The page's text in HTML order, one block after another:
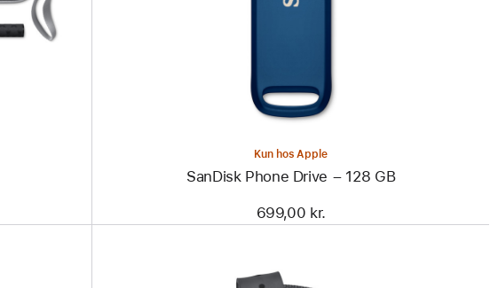
Drive
Kun hos Apple
SanDisk Phone Drive – 128 GB
699,00 kr.